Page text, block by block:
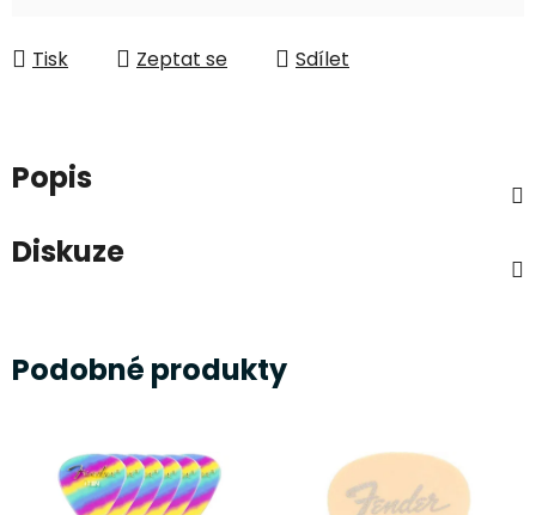
Tisk Zeptat se Sdílet
Popis
Diskuze
Podobné produkty